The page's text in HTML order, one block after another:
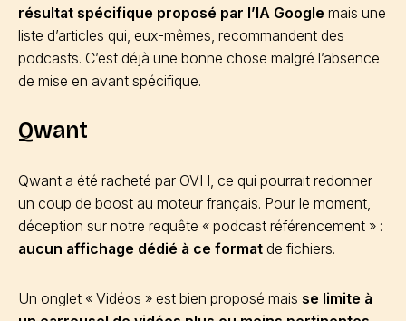
résultat spécifique proposé par l’IA Google mais une
liste d’articles qui, eux-mêmes, recommandent des
podcasts. C’est déjà une bonne chose malgré l’absence
de mise en avant spécifique.
Qwant
Qwant a été racheté par OVH, ce qui pourrait redonner
un coup de boost au moteur français. Pour le moment,
déception sur notre requête « podcast référencement » :
aucun affichage dédié à ce format de fichiers.
Un onglet « Vidéos » est bien proposé mais se limite à